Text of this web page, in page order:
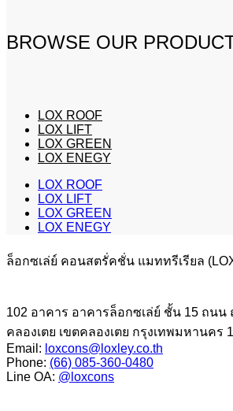
BROWSE OUR
LOX ROOF
LOX LIFT
LOX GREEN
LOX ENEGY
LOX ROOF
LOX LIFT
LOX GREEN
LOX ENEGY
ล็อกซเล่ย์ คอนสตรั่คชั่น แมททรีเรียล
102 อาคาร อาคารล็อกซเล่ย์ ชั้น 15 ถนน
คลองเตย เขตคลองเตย กรุงเทพมหานคร
Email: loxcons@loxley.co.th
Phone: (66) 085-360-0480
Line OA: @loxcons